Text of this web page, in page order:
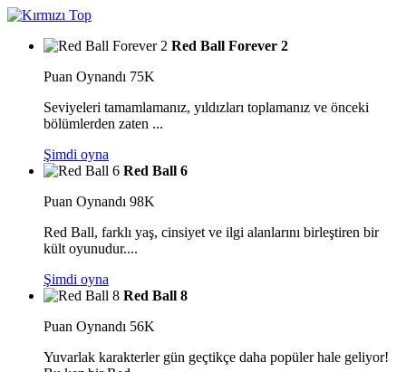
Red Ball Forever 2
Puan Oynandı 75K
Seviyeleri tamamlamanız, yıldızları toplamanız ve önceki
bölümlerden zaten ...
Şimdi oyna
Red Ball 6
Puan Oynandı 98K
Red Ball, farklı yaş, cinsiyet ve ilgi alanlarını birleştiren bir
kült oyunudur....
Şimdi oyna
Red Ball 8
Puan Oynandı 56K
Yuvarlak karakterler gün geçtikçe daha popüler hale geliyor!